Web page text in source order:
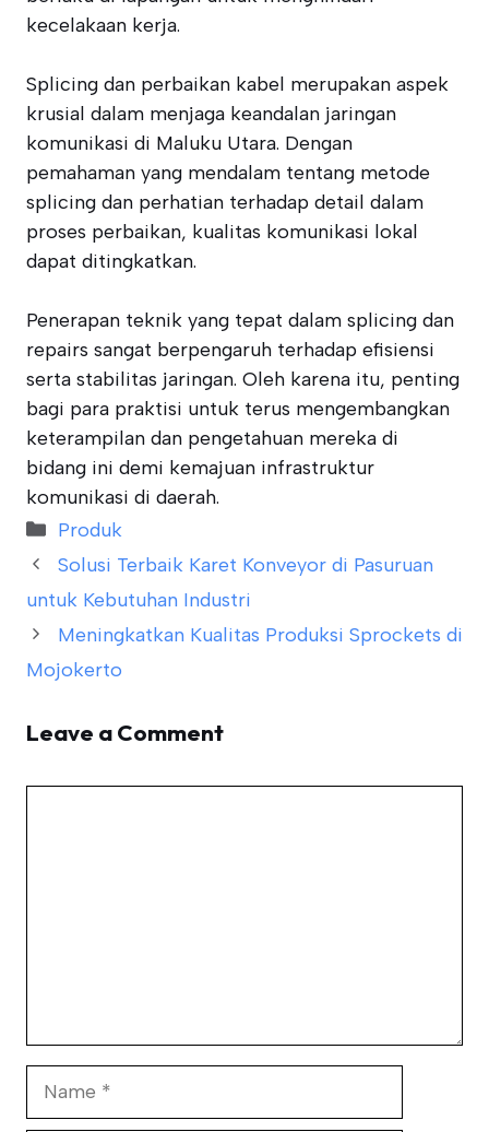
kecelakaan kerja.
Splicing dan perbaikan kabel merupakan aspek
krusial dalam menjaga keandalan jaringan
komunikasi di Maluku Utara. Dengan
pemahaman yang mendalam tentang metode
splicing dan perhatian terhadap detail dalam
proses perbaikan, kualitas komunikasi lokal
dapat ditingkatkan.
Penerapan teknik yang tepat dalam splicing dan
repairs sangat berpengaruh terhadap efisiensi
serta stabilitas jaringan. Oleh karena itu, penting
bagi para praktisi untuk terus mengembangkan
keterampilan dan pengetahuan mereka di
bidang ini demi kemajuan infrastruktur
komunikasi di daerah.
Categories
Produk
Solusi Terbaik Karet Konveyor di Pasuruan
untuk Kebutuhan Industri
Meningkatkan Kualitas Produksi Sprockets di
Mojokerto
Leave a Comment